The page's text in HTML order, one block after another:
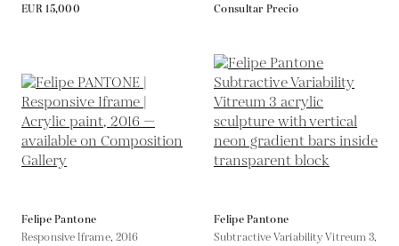
EUR 15,000
Consultar Precio
Felipe Pantone
Responsive Iframe, 2016
Felipe Pantone
Subtractive Variability Vitreum 3,